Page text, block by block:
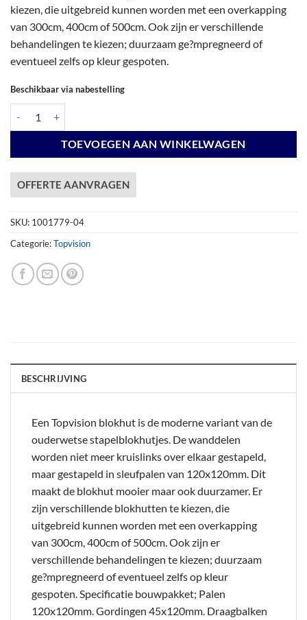
kiezen, die uitgebreid kunnen worden met een overkapping
van 300cm, 400cm of 500cm. Ook zijn er verschillende
behandelingen te kiezen; duurzaam ge?mpregneerd of
eventueel zelfs op kleur gespoten.
Beschikbaar via nabestelling
TOEVOEGEN AAN WINKELWAGEN
OFFERTE AANVRAGEN
SKU: 1001779-04
Categorie:Topvision
BESCHRIJVING
Een Topvision blokhut is de moderne variant van de
ouderwetse stapelblokhutjes. De wanddelen
worden niet meer kruislinks over elkaar gestapeld,
maar gestapeld in sleufpalen van 120x120mm. Dit
maakt de blokhut mooier maar ook duurzamer. Er
zijn verschillende blokhutten te kiezen, die
uitgebreid kunnen worden met een overkapping
van 300cm, 400cm of 500cm. Ook zijn er
verschillende behandelingen te kiezen; duurzaam
ge?mpregneerd of eventueel zelfs op kleur
gespoten. Specificatie bouwpakket; Palen
120x120mm. Gordingen 45x120mm. Draagbalken